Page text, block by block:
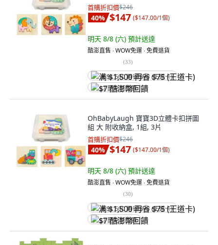
首購折扣價$246
40% $147 ($147.00/1個)
明天 8/8 (六) 預計送達
酷澎直售 ∙ WOW免運 ∙ 免費退貨
(33)
满 $1,500 再省 $75 (王道卡)
$7 酷澎幣回饋
OhBabyLaugh 寶寶3D立體卡扣拼圖
組 大 附收納盒, 1組, 3片
首購折扣價$246
40% $147 ($147.00/1個)
明天 8/8 (六) 預計送達
酷澎直售 ∙ WOW免運 ∙ 免費退貨
(30)
满 $1,500 再省 $75 (王道卡)
$7 酷澎幣回饋